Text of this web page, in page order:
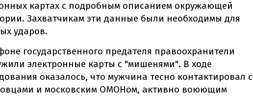
картах с подробным описанием окружающей
Захватчикам эти данные были необходимы для
ударов.
государственного предателя правоохранители
электронные карты с "мишенями". В ходе
оказалось, что мужчина тесно контактировал с
и московским ОМОНом, активно воюющим